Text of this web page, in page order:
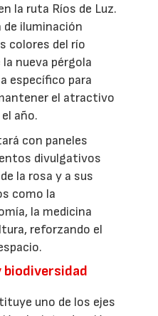
la ruta Ríos de Luz.
de iluminación
colores del río
nueva pérgola
específico para
el atractivo
año.
con paneles
divulgativos
la rosa y a sus
como la
la medicina
reforzando el
biodiversidad
uno de los ejes